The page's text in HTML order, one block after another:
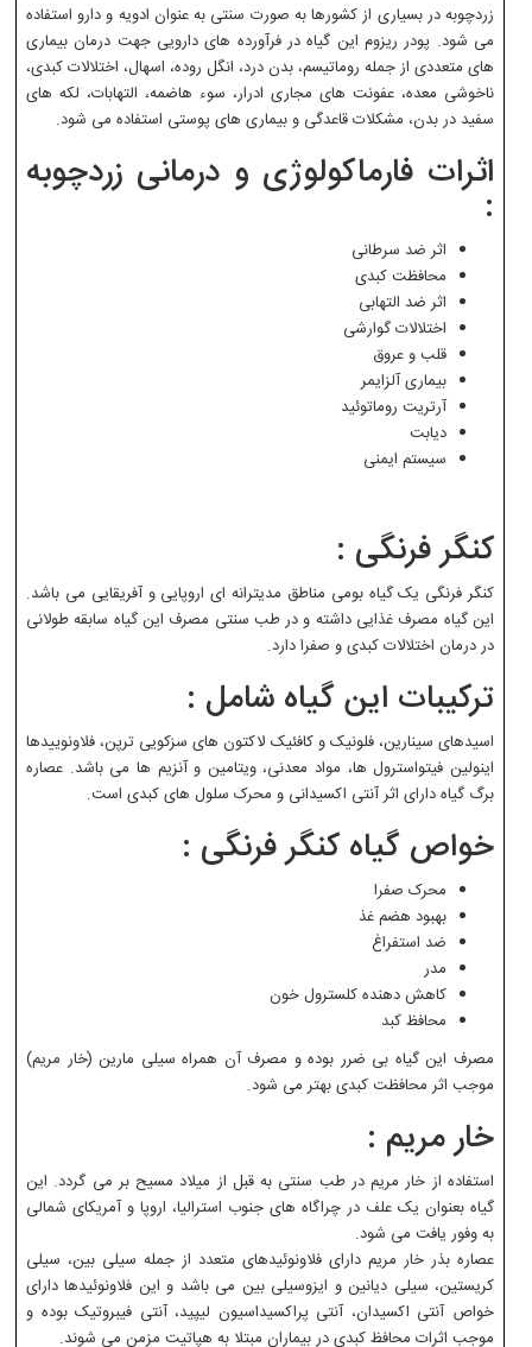
زردچوبه در بسیاری از کشورها به صورت سنتی به عنوان ادویه و دارو استفاده
می شود. پودر ریزوم این گیاه در فرآورده های دارویی جهت درمان بیماری
های متعددی از جمله روماتیسم، بدن درد، انگل روده، اسهال، اختلالات کبدی،
ناخوشی معده، عفونت های مجاری ادرار، سوء هاضمه، التهابات، لکه های
سفید در بدن، مشکلات قاعدگی و بیماری های پوستی استفاده می شود.
اثرات فارماکولوژی و درمانی زردچوبه
:
اثر ضد سرطانی
محافظت کبدی
اثر ضد التهابی
اختلالات گوارشی
قلب و عروق
بیماری آلزایمر
آرتریت روماتوئید
دیابت
سیستم ایمنی
کنگر فرنگی :
کنگر فرنگی یک گیاه بومی مناطق مدیترانه ای اروپایی و آفریقایی می باشد.
این گیاه مصرف غذایی داشته و در طب سنتی مصرف این گیاه سابقه طولانی
در درمان اختلالات کبدی و صفرا دارد.
ترکیبات این گیاه شامل :
اسیدهای سینارین، فلونیک و کافئیک لاکتون های سزکویی ترپن، فلاونوییدها
اینولین فیتواسترول ها، مواد معدنی، ویتامین و آنزیم ها می باشد. عصاره
برگ گیاه دارای اثر آنتی اکسیدانی و محرک سلول های کبدی است.
خواص گیاه کنگر فرنگی :
محرک صفرا
بهبود هضم غذ
ضد استفراغ
مدر
کاهش دهنده کلسترول خون
محافظ کبد
مصرف این گیاه بی ضرر بوده و مصرف آن همراه سیلی مارین (خار مریم)
موجب اثر محافظت کبدی بهتر می شود.
خار مریم :
استفاده از خار مریم در طب سنتی به قبل از میلاد مسیح بر می گردد. این
گیاه بعنوان یک علف در چراگاه های جنوب استرالیا، اروپا و آمریکای شمالی
به وفور یافت می شود.
عصاره بذر خار مریم دارای فلاونوئیدهای متعدد از جمله سیلی بین، سیلی
کریستین، سیلی دیانین و ایزوسیلی بین می باشد و این فلاونوئیدها دارای
خواص آنتی اکسیدان، آنتی پراکسیداسیون لیپید، آنتی فیبروتیک بوده و
موجب اثرات محافظ کبدی در بیماران مبتلا به هپاتیت مزمن می شوند.